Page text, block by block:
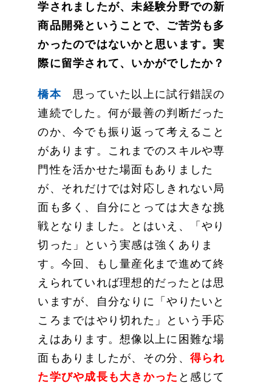
学されましたが、未経験分野での新
商品開発ということで、ご苦労も多
かったのではないかと思います。実
際に留学されて、いかがでしたか？
橋本思っていた以上に試行錯誤の
連続でした。何が最善の判断だった
のか、今でも振り返って考えること
があります。これまでのスキルや専
門性を活かせた場面もありました
が、それだけでは対応しきれない局
面も多く、自分にとっては大きな挑
戦となりました。とはいえ、「やり
切った」という実感は強くありま
す。今回、もし量産化まで進めて終
えられていれば理想的だったとは思
いますが、自分なりに「やりたいと
ころまではやり切れた」という手応
えはあります。想像以上に困難な場
面もありましたが、その分、 得られ
た学びや成長も大きかった と感じて